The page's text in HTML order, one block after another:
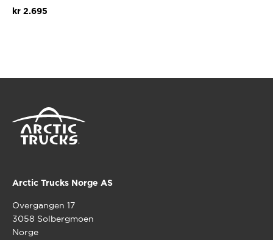
kr2.695
Arctic Trucks Norge AS
Overgangen 17
3058 Solbergmoen
Norge